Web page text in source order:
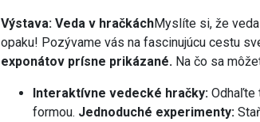
Výstava: Veda v hračkáchMyslíte si, že
opaku! Pozývame vás na fascinujúcu cestu
exponátov prísne prikázané. Na čo sa
Interaktívne vedecké hračky: Odhaľte
formou. Jednoduché experimenty: